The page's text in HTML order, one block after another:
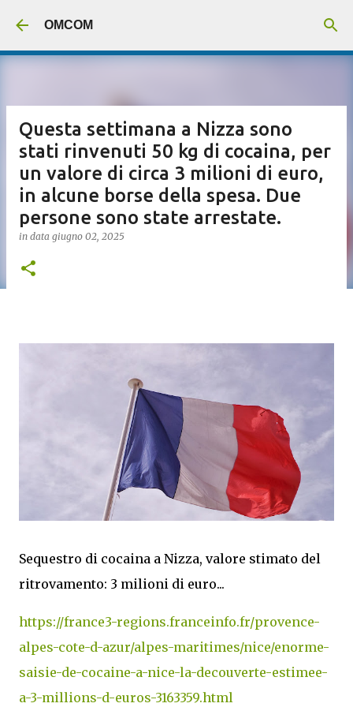
OMCOM
Questa settimana a Nizza sono
stati rinvenuti 50 kg di cocaina, per
un valore di circa 3 milioni di euro,
in alcune borse della spesa. Due
persone sono state arrestate.
in data giugno 02, 2025
Sequestro di cocaina a Nizza, valore stimato del
ritrovamento: 3 milioni di euro...
https://france3-regions.franceinfo.fr/provence-
alpes-cote-d-azur/alpes-maritimes/nice/enorme-
saisie-de-cocaine-a-nice-la-decouverte-estimee-
a-3-millions-d-euros-3163359.html